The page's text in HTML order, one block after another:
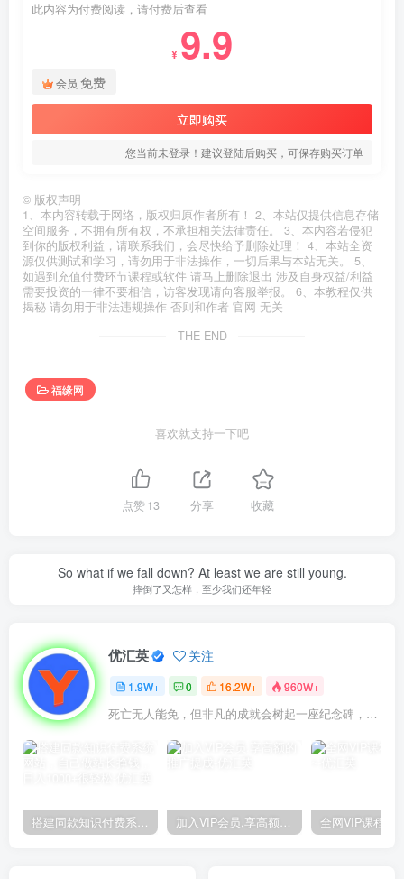
此内容为付费阅读，请付费后查看
¥ 9.9
会员 免费
立即购买
您当前未登录！建议登陆后购买，可保存购买订单
© 版权声明
1、本内容转载于网络，版权归原作者所有！ 2、本站仅提供信息存储
空间服务，不拥有所有权，不承担相关法律责任。 3、本内容若侵犯
到你的版权利益，请联系我们，会尽快给予删除处理！ 4、本站全资
源仅供测试和学习，请勿用于非法操作，一切后果与本站无关。 5、
如遇到充值付费环节课程或软件 请马上删除退出 涉及自身权益/利益
需要投资的一律不要相信，访客发现请向客服举报。 6、本教程仅供
揭秘 请勿用于非法违规操作 否则和作者 官网 无关
THE END
福缘网
喜欢就支持一下吧
点赞13 分享 收藏
So what if we fall down? At least we are still young.
摔倒了又怎样，至少我们还年轻
优汇英 关注
1.9W+ 0 16.2W+ 960W+
死亡无人能免，但非凡的成就会树起一座纪念碑，它将一直立到太阳冷却之时
搭建同款知识付费系统网站，自己做站长挣钱，日入1000+很轻松 加入VIP会员,享高额的推广提成